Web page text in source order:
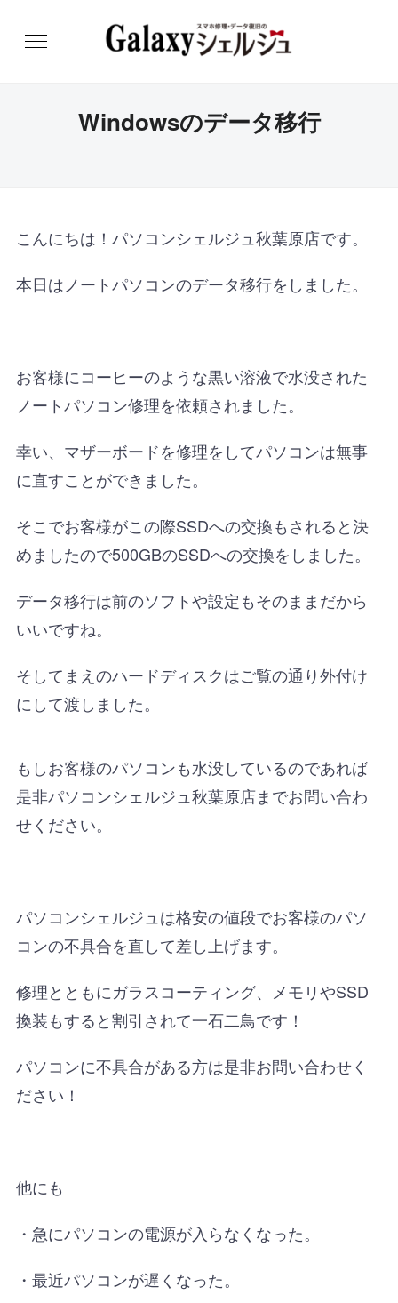
Windowsのデータ移行
こんにちは！パソコンシェルジュ秋葉原店です。
本日はノートパソコンのデータ移行をしました。
お客様にコーヒーのような黒い溶液で水没された
ノートパソコン修理を依頼されました。
幸い、マザーボードを修理をしてパソコンは無事
に直すことができました。
そこでお客様がこの際SSDへの交換もされると決
めましたので500GBのSSDへの交換をしました。
データ移行は前のソフトや設定もそのままだから
いいですね。
そしてまえのハードディスクはご覧の通り外付け
にして渡しました。
もしお客様のパソコンも水没しているのであれば
是非パソコンシェルジュ秋葉原店までお問い合わ
せください。
パソコンシェルジュは格安の値段でお客様のパソ
コンの不具合を直して差し上げます。
修理とともにガラスコーティング、メモリやSSD
換装もすると割引されて一石二鳥です！
パソコンに不具合がある方は是非お問い合わせく
ださい！
他にも
・急にパソコンの電源が入らなくなった。
・最近パソコンが遅くなった。